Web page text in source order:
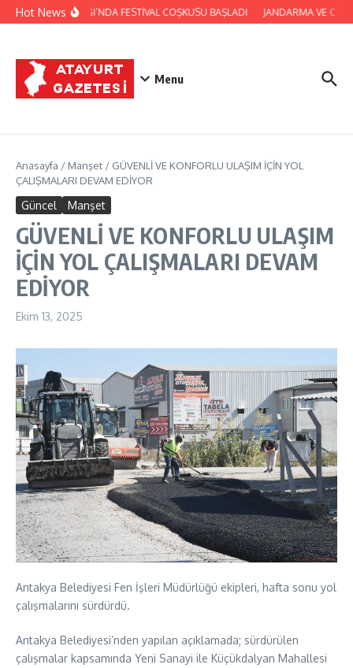
İçeriğe atla
Hot NewsYAYLADAĞI’NDA FESTİVAL COŞKUSU BAŞLADI JANDARMA VE
Menu
Anasayfa / Manşet / GÜVENLİ VE KONFORLU ULAŞIM İÇİN YOL
ÇALIŞMALARI DEVAM EDİYOR
Güncel Manşet
GÜVENLİ VE KONFORLU ULAŞIM
İÇİN YOL ÇALIŞMALARI DEVAM
EDİYOR
Ekim 13, 2025
Antakya Belediyesi Fen İşleri Müdürlüğü ekipleri, hafta sonu yol
çalışmalarını sürdürdü.
Antakya Belediyesi’nden yapılan açıklamada; sürdürülen
çalışmalar kapsamında Yeni Sanayi ile Küçükdalyan Mahallesi